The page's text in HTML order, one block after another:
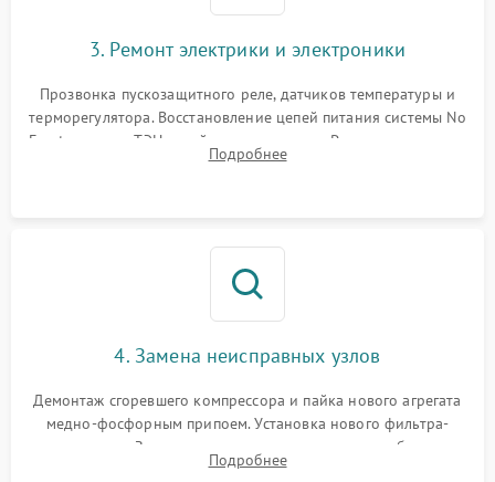
3. Ремонт электрики и электроники
Прозвонка пускозащитного реле, датчиков температуры и
терморегулятора. Восстановление цепей питания системы No
Frost, включая ТЭН оттайки и вентилятор. Ремонт или замена
платы управления при сбоях алгоритмов.
Подробнее
4. Замена неисправных узлов
Демонтаж сгоревшего компрессора и пайка нового агрегата
медно-фосфорным припоем. Установка нового фильтра-
осушителя. Замена изношенных вентиляторов обдува,
сломанных заслонок или поврежденных дверных петель.
Подробнее